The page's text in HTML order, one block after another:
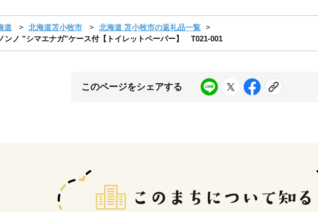
道 北海道苫小牧市
北海道 苫小牧市の返礼品一覧
ンノ ”シマエナガ”ケース付【トイレットペーパー】 T021-001
このページをシェアする